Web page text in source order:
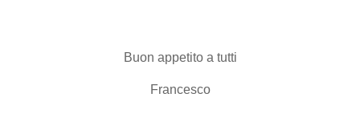
Buon appetito a tutti
Francesco